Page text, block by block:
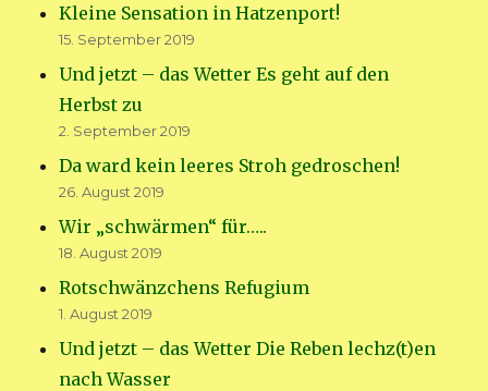
Kleine Sensation in Hatzenport!
15. September 2019
Und jetzt – das Wetter Es geht auf den
Herbst zu
2. September 2019
Da ward kein leeres Stroh gedroschen!
26. August 2019
Wir „schwärmen“ für…..
18. August 2019
Rotschwänzchens Refugium
1. August 2019
Und jetzt – das Wetter Die Reben lechz(t)en
nach Wasser